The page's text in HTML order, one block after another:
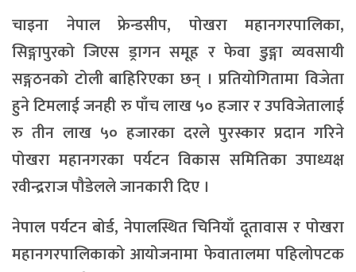
चाइना नेपाल फ्रेन्डसीप, पोखरा महानगरपालिका,
सिङ्गापुरको जिएस ड्रागन समूह र फेवा डुङ्गा व्यवसायी
सङ्गठनको टोली बाहिरिएका छन् । प्रतियोगितामा विजेता
हुने टिमलाई जनही रु पाँच लाख ५० हजार र उपविजेतालाई
रु तीन लाख ५० हजारका दरले पुरस्कार प्रदान गरिने
पोखरा महानगरका पर्यटन विकास समितिका उपाध्यक्ष
रवीन्द्रराज पौडेलले जानकारी दिए ।
नेपाल पर्यटन बोर्ड, नेपालस्थित चिनियाँ दूतावास र पोखरा
महानगरपालिकाको आयोजनामा फेवातालमा पहिलोपटक